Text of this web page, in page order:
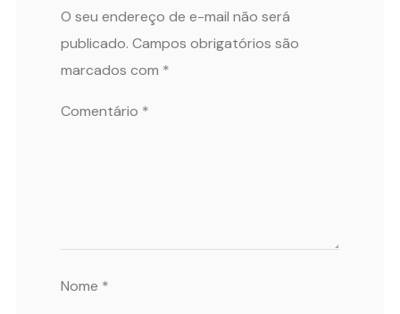
O seu endereço de e-mail não será
publicado. Campos obrigatórios são
marcados com *
Comentário *
Nome *